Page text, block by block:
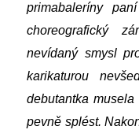
primabaleríny
choreografický
nevídaný smysl
karikaturou
debutantka
pevně splést.